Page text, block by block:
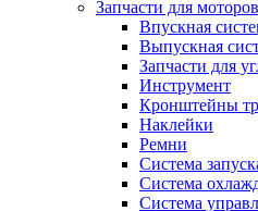
Запчасти для моторов
Впускная
Выпускная
Запчасти для
Инструмент
Кронштейны
Наклейки
Ремни
Система
Система
Система